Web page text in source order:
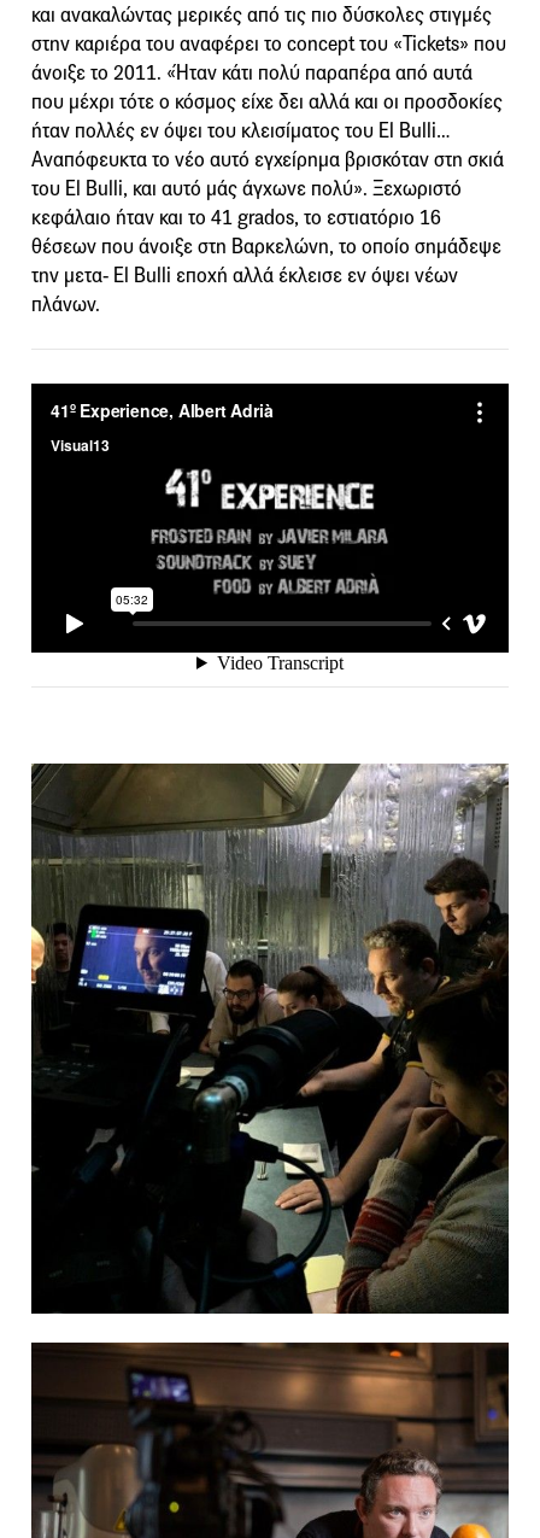
και ανακαλώντας μερικές από τις πιο δύσκολες στιγμές
στην καριέρα του αναφέρει το concept του «Tickets» που
άνοιξε το 2011. «Ήταν κάτι πολύ παραπέρα από αυτά
που μέχρι τότε ο κόσμος είχε δει αλλά και οι προσδοκίες
ήταν πολλές εν όψει του κλεισίματος του El Bulli…
Αναπόφευκτα το νέο αυτό εγχείρημα βρισκόταν στη σκιά
του El Bulli, και αυτό μάς άγχωνε πολύ». Ξεχωριστό
κεφάλαιο ήταν και το 41 grados, το εστιατόριο 16
θέσεων που άνοιξε στη Βαρκελώνη, το οπoίο σημάδεψε
την μετα- El Bulli εποχή αλλά έκλεισε εν όψει νέων
πλάνων.